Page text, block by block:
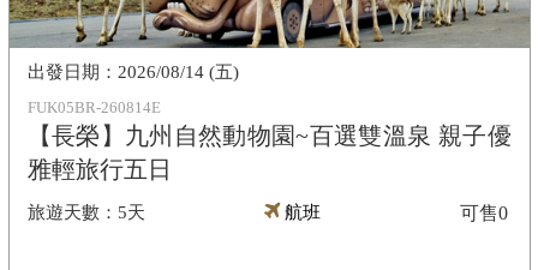
FUK05BR-260814E
【長榮】九州自然動物園~百選雙溫泉 親子優
雅輕旅行五日
5天
2026/08/14 (五)
航班 可售0